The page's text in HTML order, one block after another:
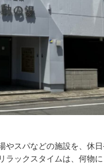
スパなどの施設を、休
ラックスタイムは、何物